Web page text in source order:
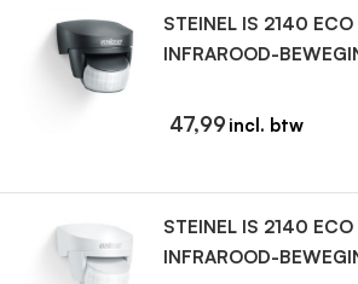
STEINEL IS 2140
INFRAROOD-
47,99
STEINEL IS 2140
INFRAROOD-